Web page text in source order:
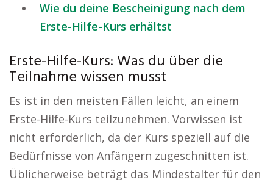
Wie du deine Bescheinigung nach dem
Erste-Hilfe-Kurs erhältst
Erste-Hilfe-Kurs: Was du über die
Teilnahme wissen musst
Es ist in den meisten Fällen leicht, an einem
Erste-Hilfe-Kurs teilzunehmen. Vorwissen ist
nicht erforderlich, da der Kurs speziell auf die
Bedürfnisse von Anfängern zugeschnitten ist.
Üblicherweise beträgt das Mindestalter für den